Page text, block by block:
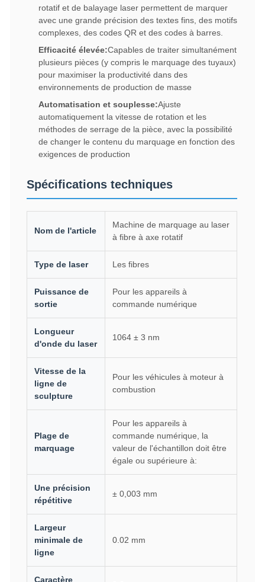
rotatif et de balayage laser permettent de marquer
avec une grande précision des textes fins, des motifs
complexes, des codes QR et des codes à barres.
Efficacité élevée:Capables de traiter simultanément
plusieurs pièces (y compris le marquage des tuyaux)
pour maximiser la productivité dans des
environnements de production de masse
Automatisation et souplesse:Ajuste
automatiquement la vitesse de rotation et les
méthodes de serrage de la pièce, avec la possibilité
de changer le contenu du marquage en fonction des
exigences de production
Spécifications techniques
Nom de l'article
Machine de marquage au laser
à fibre à axe rotatif
Type de laser Les fibres
Puissance de
sortie
Pour les appareils à
commande numérique
Longueur
d'onde du laser
1064 ± 3 nm
Vitesse de la
ligne de
sculpture
Pour les véhicules à moteur à
combustion
Plage de
marquage
Pour les appareils à
commande numérique, la
valeur de l'échantillon doit être
égale ou supérieure à:
Une précision
répétitive
± 0,003 mm
Largeur
minimale de
ligne
0.02 mm
Caractère